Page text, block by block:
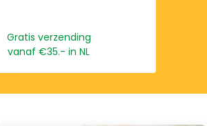
Gratis verzending
vanaf €35.- in NL